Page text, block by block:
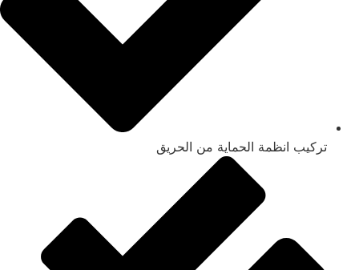
تركيب انظمة الحماية من الحريق